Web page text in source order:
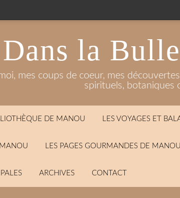
Dans la
mes coups de coeur, mes
spirituels, botaniques
DE MANOU LES VOYAGES ET
LES PAGES GOURMANDES DE MANOU
ARCHIVES CONTACT